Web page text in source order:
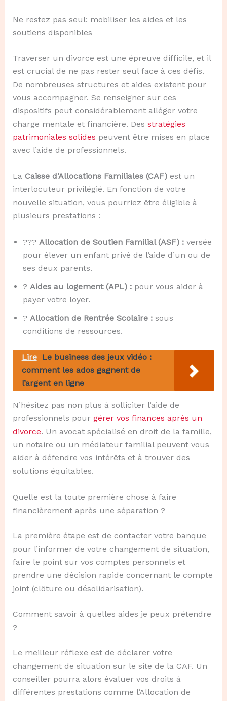
Ne restez pas seul: mobiliser les aides et les
soutiens disponibles
Traverser un divorce est une épreuve difficile, et il
est crucial de ne pas rester seul face à ces défis.
De nombreuses structures et aides existent pour
vous accompagner. Se renseigner sur ces
dispositifs peut considérablement alléger votre
charge mentale et financière. Des stratégies
patrimoniales solides peuvent être mises en place
avec l’aide de professionnels.
La Caisse d’Allocations Familiales (CAF)est un
interlocuteur privilégié. En fonction de votre
nouvelle situation, vous pourriez être éligible à
plusieurs prestations :
?‍?‍? Allocation de Soutien Familial (ASF) :versée
pour élever un enfant privé de l’aide d’un ou de
ses deux parents.
? Aides au logement (APL) :pour vous aider à
payer votre loyer.
? Allocation de Rentrée Scolaire :sous
conditions de ressources.
Lire Le business des jeux vidéo :
comment les ados gagnent de
l’argent en ligne
N’hésitez pas non plus à solliciter l’aide de
professionnels pour gérer vos finances après un
divorce. Un avocat spécialisé en droit de la famille,
un notaire ou un médiateur familial peuvent vous
aider à défendre vos intérêts et à trouver des
solutions équitables.
Quelle est la toute première chose à faire
financièrement après une séparation ?
La première étape est de contacter votre banque
pour l’informer de votre changement de situation,
faire le point sur vos comptes personnels et
prendre une décision rapide concernant le compte
joint (clôture ou désolidarisation).
Comment savoir à quelles aides je peux prétendre
?
Le meilleur réflexe est de déclarer votre
changement de situation sur le site de la CAF. Un
conseiller pourra alors évaluer vos droits à
différentes prestations comme l’Allocation de